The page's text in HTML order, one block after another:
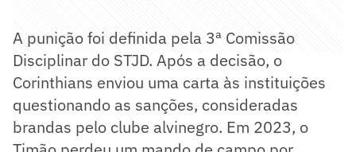
A punição foi definida pela 3ª Comissão
Disciplinar do STJD. Após a decisão, o
Corinthians enviou uma carta às instituições
questionando as sanções, consideradas
brandas pelo clube alvinegro. Em 2023, o